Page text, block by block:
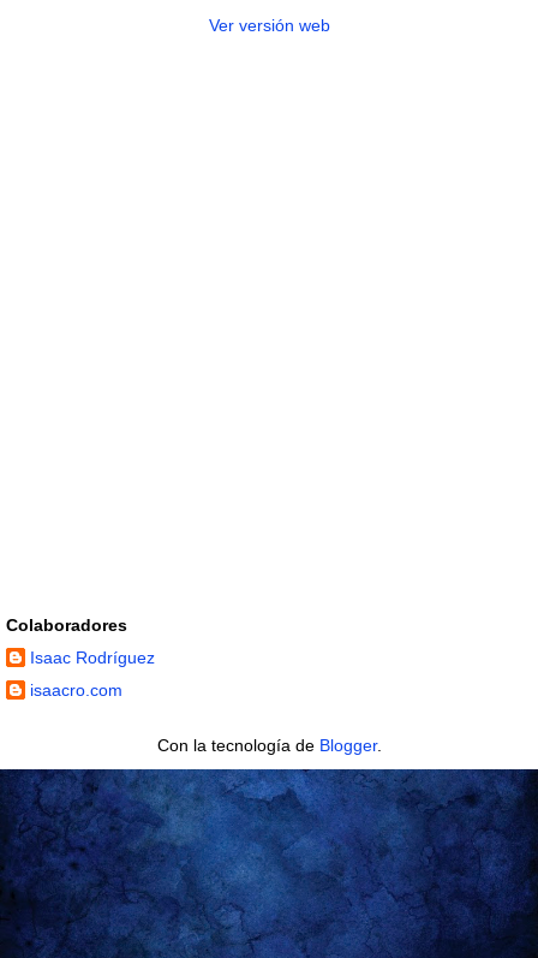
Ver versión web
Colaboradores
Isaac Rodríguez
isaacro.com
Con la tecnología de Blogger.